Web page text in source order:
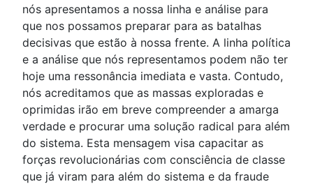
nós apresentamos a nossa linha e análise para
que nos possamos preparar para as batalhas
decisivas que estão à nossa frente. A linha política
e a análise que nós representamos podem não ter
hoje uma ressonância imediata e vasta. Contudo,
nós acreditamos que as massas exploradas e
oprimidas irão em breve compreender a amarga
verdade e procurar uma solução radical para além
do sistema. Esta mensagem visa capacitar as
forças revolucionárias com consciência de classe
que já viram para além do sistema e da fraude